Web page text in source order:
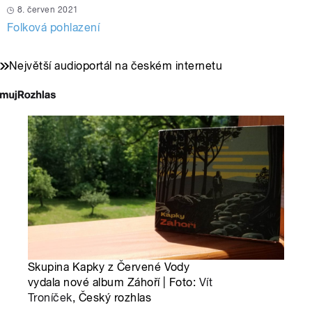
8. červen 2021
Folková pohlazení
Největší audioportál na českém internetu
Skupina Kapky z Červené Vody
vydala nové album Záhoří | Foto: Vít
Troníček, Český rozhlas